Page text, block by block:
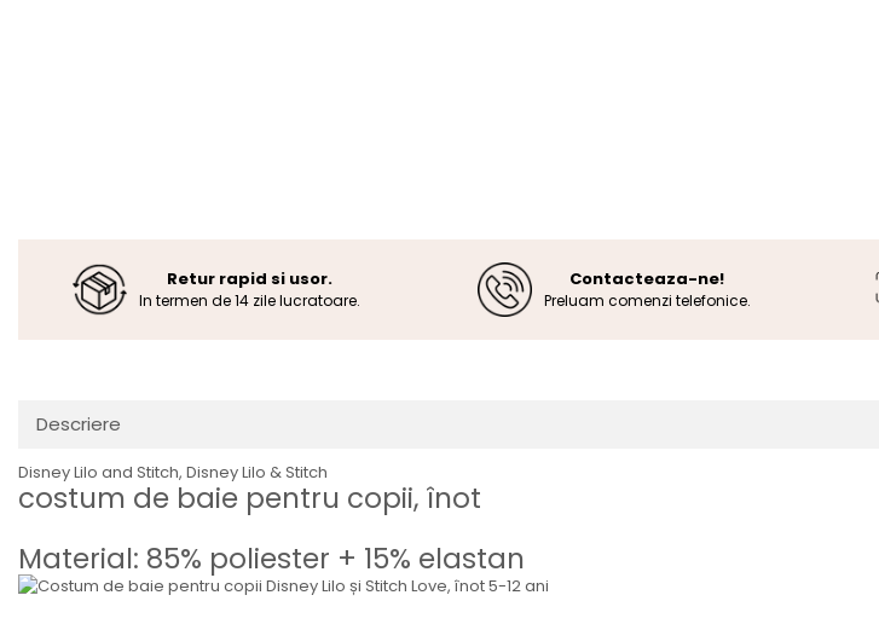
Retur rapid si usor.
In termen de 14 zile lucratoare.
Contacteaza-ne!
Preluam comenzi telefonice.
Descriere
Disney Lilo and Stitch, Disney Lilo & Stitch
costum de baie pentru copii, înot
Material: 85% poliester + 15% elastan